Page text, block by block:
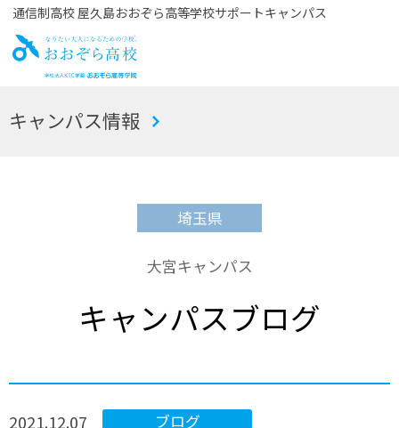
通信制高校 屋久島おおぞら高等学校サポートキャンパス
お
キャンパス情報
埼玉県
大宮キャンパス
キャンパスブログ
ブログ
2021.12.07